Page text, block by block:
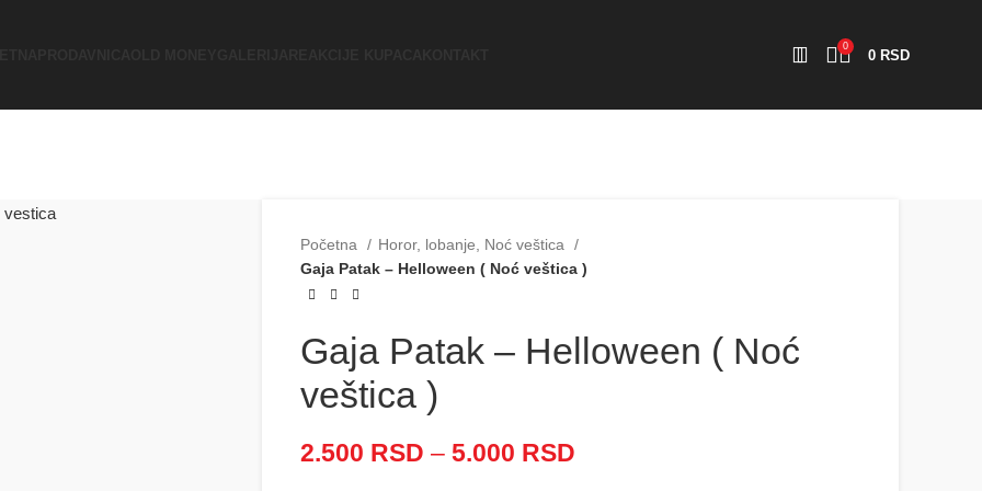
0
0 RSD
Početna
Horor, lobanje, Noć veštica
Gaja Patak – Helloween ( Noć veštica )
Gaja Patak – Helloween ( Noć
veštica )
2.500 RSD – 5.000 RSD